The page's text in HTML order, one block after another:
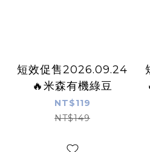
短效促售2026.09.24
🔥米森有機綠豆
NT$119
NT$149